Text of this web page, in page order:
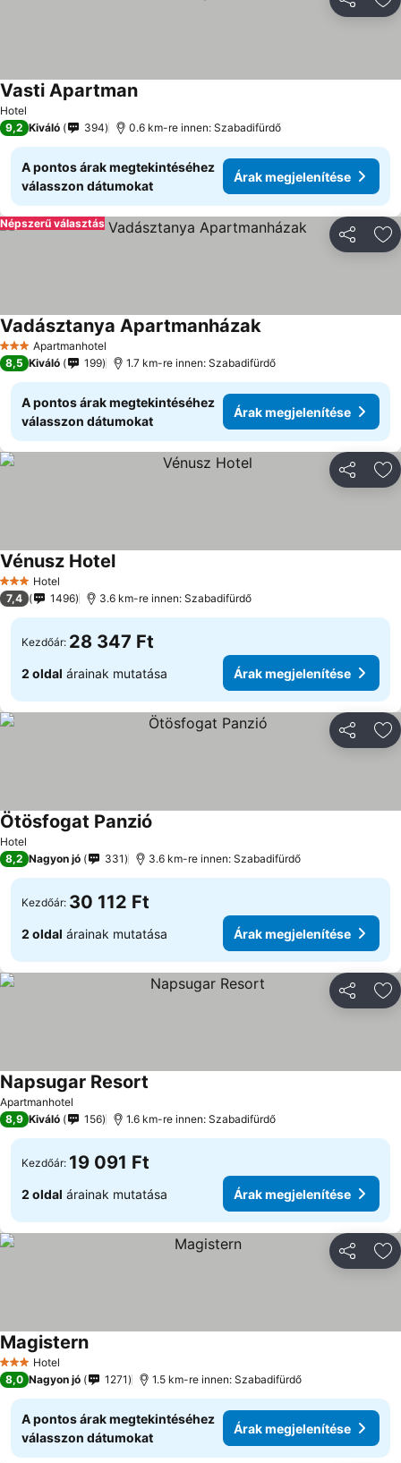
Hotel
Vasti Apartman
9,2 Kiváló 394 0.6 km-re innen: Szabadifürdő
A pontos árak megtekintéséhez
válasszon dátumokat
Árak megjelenítése
Népszerű választás
3 KategóriaApartmanhotel
Vadásztanya Apartmanházak
8,5 Kiváló 199 1.7 km-re innen: Szabadifürdő
A pontos árak megtekintéséhez
válasszon dátumokat
Árak megjelenítése
3 Kategória
Hotel
Vénusz Hotel
7,4 1496 3.6 km-re innen: Szabadifürdő
Kezdőár: 28 347 Ft
2 oldal árainak mutatása Árak megjelenítése
Hotel
Ötösfogat Panzió
8,2 Nagyon jó 331 3.6 km-re innen: Szabadifürdő
Kezdőár: 30 112 Ft
2 oldal árainak mutatása Árak megjelenítése
Apartmanhotel
Napsugar Resort
8,9 Kiváló 156 1.6 km-re innen: Szabadifürdő
Kezdőár: 19 091 Ft
2 oldal árainak mutatása Árak megjelenítése
3 Kategória
Hotel
Magistern
8,0 Nagyon jó 1271 1.5 km-re innen: Szabadifürdő
A pontos árak megtekintéséhez
válasszon dátumokat
Árak megjelenítése